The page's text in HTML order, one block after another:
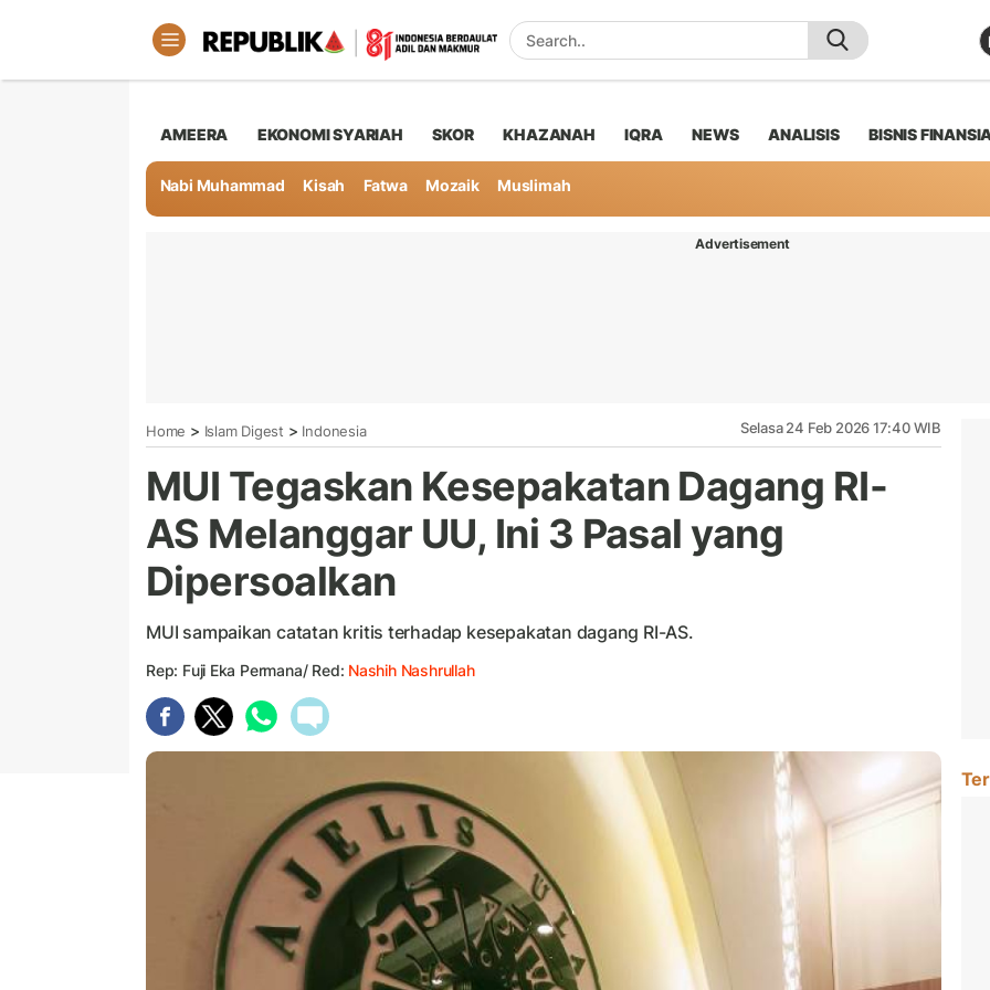
AMEERA EKONOMI SYARIAH SKOR KHAZANAH IQRA NEWS ANALISIS BISNIS
Nabi Muhammad Kisah Fatwa Mozaik Muslimah
Advertisement
Home > Islam Digest > Indonesia Selasa 24 Feb 2026 17:40 WIB
MUI Tegaskan Kesepakatan Dagang RI-
AS Melanggar UU, Ini 3 Pasal yang
Dipersoalkan
MUI sampaikan catatan kritis terhadap kesepakatan dagang RI-AS.
Rep: Fuji Eka Permana/ Red: Nashih Nashrullah